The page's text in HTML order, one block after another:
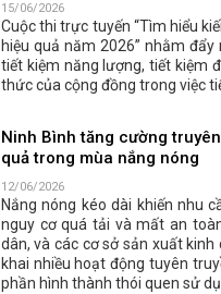
15/06/2026
Cuộc thi trực tuyến “Tìm hiểu
hiệu quả năm 2026” nhằm
tiết kiệm năng lượng, tiết kiệm
thức của cộng đồng trong việc
Ninh Bình tăng cường
quả trong mùa nắng nóng
12/06/2026
Nắng nóng kéo dài khiến nhu
nguy cơ quá tải và mất an
dân, và các cơ sở sản xuất
khai nhiều hoạt động tuyên
phần hình thành thói quen sử